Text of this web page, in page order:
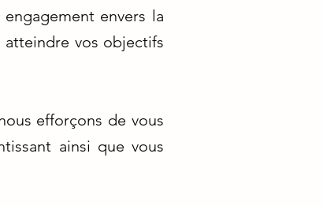
envers la
atteindre vos objectifs
efforçons de vous
ainsi que vous